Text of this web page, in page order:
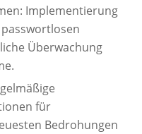
Implementierung
Überwachung
für
Bedrohungen